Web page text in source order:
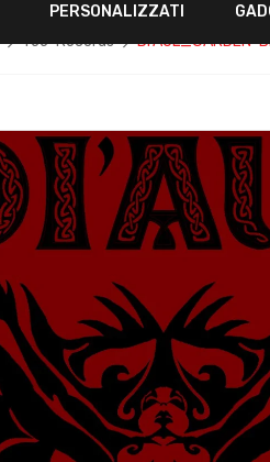
PERSONALIZZATI
Tee-Records DI’AUL_GARDEN-